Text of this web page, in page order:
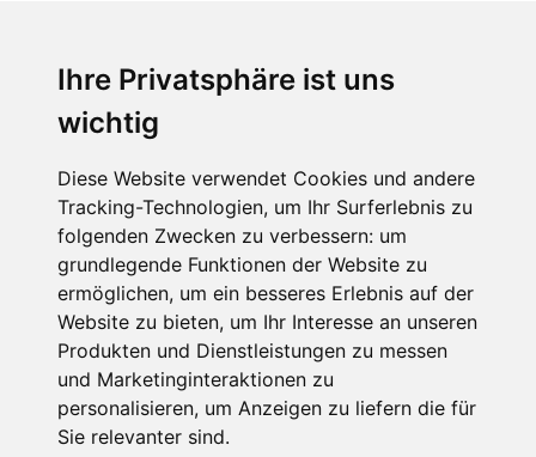
Ihre Privatsphäre ist uns
wichtig
Diese Website verwendet Cookies und andere
Tracking-Technologien, um Ihr Surferlebnis zu
folgenden Zwecken zu verbessern: um
grundlegende Funktionen der Website zu
ermöglichen, um ein besseres Erlebnis auf der
Website zu bieten, um Ihr Interesse an unseren
Produkten und Dienstleistungen zu messen
und Marketinginteraktionen zu
personalisieren, um Anzeigen zu liefern die für
Sie relevanter sind.
personenbezogenen Daten an den
Empfänger dieser Nachricht weitergeleitet
werden dürfen. Weitere Informationen und
Datenschutzerklärung.
Anfrage abschicken
Diese Seite ist durch reCAPTCHA geschützt und es
gelten die GoogleDatenschutzerklärung und
Nutzungsbedingungen.